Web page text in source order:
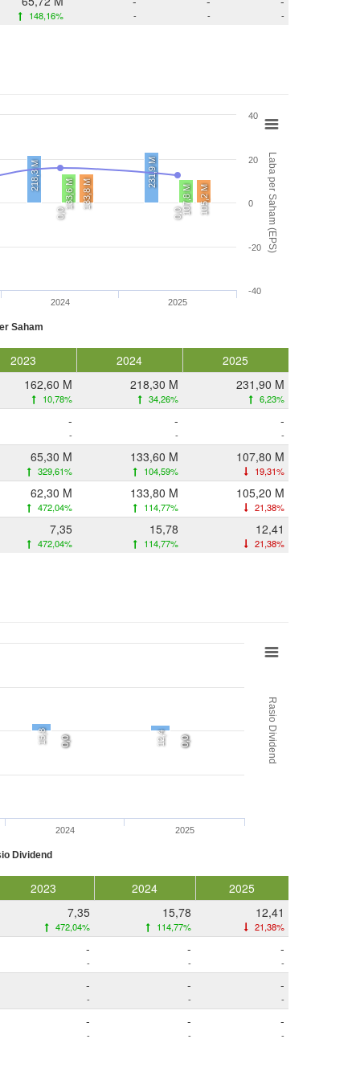
148,16% - - -
Laba per Saham (EPS)
218,3 M 231,9 M
0,0 0,0
133,6 M 107,8 M
133,8 M 105,2 M
Saham
2024 2025
-40
-20
0
20
40
2023 2024
2025
162,60 M
10,78%
218,30 M
34,26%
231,90 M
6,23%
-
-
-
-
-
-
65,30 M
329,61%
133,60 M
104,59%
107,80 M
19,31%
62,30 M
472,04%
133,80 M
114,77%
105,20 M
21,38%
7,35
472,04%
15,78
114,77%
12,41
21,38%
Rasio Dividend
15,8 12,4
0,0 0,0
0,0 0,0
Dividend
2024 2025
2023 2024
2025
7,35
472,04%
15,78
114,77%
12,41
21,38%
-
-
-
-
-
-
-
-
-
-
-
-
-
-
-
-
-
-